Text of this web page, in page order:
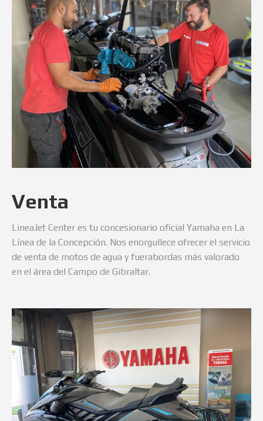
Venta
LineaJet Center es tu concesionario oficial Yamaha en La
Línea de la Concepción. Nos enorgullece ofrecer el servicio
de venta de motos de agua y fuerabordas más valorado
en el área del Campo de Gibraltar.